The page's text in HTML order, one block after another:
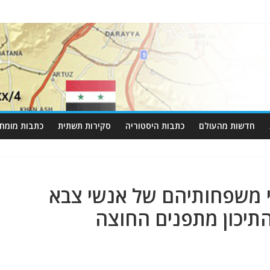
חדשות מהעולם כתבות היסטוריה סקירות תשתית כתבות
משפחותיהם של אנשי צבא
מתפנים החוצה